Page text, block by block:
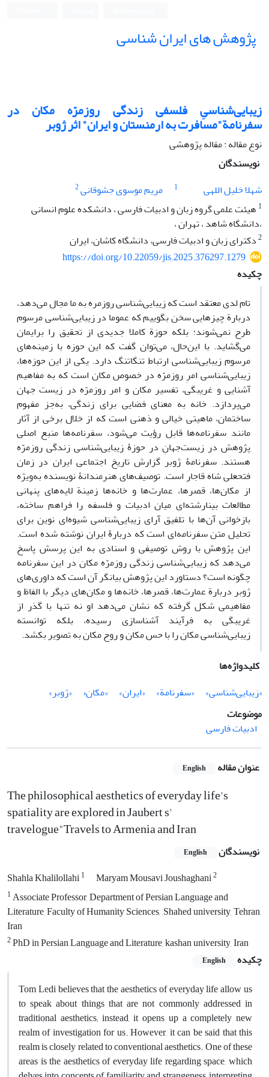
پژوهش های ایران شناسی
زیبایی‌شناسیِ فلسفی زندگی روزمرّه مکان در
سفرنامة"مسافرت به ارمنستان و ایران" اثر ژوبر
نوع مقاله : مقاله پژوهشی
نویسندگان
شهلا خلیل اللهی
1 مریم موسوی جشوقانی2
1 هیئت علمی گروه زبان و ادبیات فارسی ، دانشکده علوم انسانی
،دانشگاه شاهد ، تهران ،
2دکترای زبان و ادبیات فارسی، دانشگاه کاشان، ایران
https://doi.org/10.22059/jis.2025.376297.1279
چکیده
تام لدی معتقد است که زیبایی‌شناسی روزمره به ما مجال می‌دهد،
دربارة چیزهایی سخن بگوییم که عموما در زیبایی‌شناسی مرسوم
طرح نمی‌شوند؛ بلکه حوزة کاملا جدیدی از تحقیق را برایمان
می‌گشاید. با این‌حال، می‌توان گفت که این حوزه با زمینه‌های
مرسوم زیبایی‌شناسی ارتباط تنگاتنگ دارد. یکی از این حوزه‌ها،
زیبایی‌شناسی امرِ روزمرّه در خصوص مکان است که به مفاهیم
آشنایی و غریبگی، تفسیر مکان و امر روزمرّه در زیست جهان
می‌پردازد. خانه به معنای فضایی برای زندگی، به‌جز مفهوم
ساختمان، ماهیتی خیالی و ذهنی است که از خلال برخی از آثار
مانند سفرنامه‌ها قابل رؤیت می‌شود، سفرنامه‌ها منبع اصلی
پژوهش در زیست‌جهانِ در حوزۀ زیبایی‌شناسی زندگی روزمرّه
هستند. سفرنامۀ ژوبر گزارش تاریخ اجتماعی ایران در زمان
فتحعلی شاه قاجار است. توصیف‌های هنرمندانۀ نویسنده به‌ویژه
از مکان‌ها، قصرها، عمارت‌ها و خانه‌ها زمینة لایه‌های پنهانی
مطالعات بینا‌رشته‌ای میان ادبیات و فلسفه را فراهم ساخته،
بازخوانی آن‌ها با تلفیق آرای زیبایی‌شناسی شیوه‌ای نوین برای
تحلیل متن سفرنامه‌ای است که دربارۀ ایران نوشته شده است.
این پژوهش با روش توصیفی و اسنادی به این پرسش پاسخ
می‌دهد که زیبایی‌شناسی زندگی روزمرّه مکان در این سفرنامه
چگونه است؟ دستاورد این پژوهش بیانگر آن است که داوری‌های
ژوبر دربارة عمارت‌ها، قصرها، خانه‌ها و مکان‌های دیگر با الفاظ و
مفاهیمی شکل گرفته که نشان می‌دهد او نه تنها با گذر از
غریبگی به فرآیند آشناسازی رسیده، بلکه توانسته
زیبایی‌شناسی مکان را با حس مکان و روح مکان به تصویر بکشد.
کلیدواژه‌ها
«زیبایی‌شناسی»
«سفرنامة» «ایران» «مکان«
«ژوبر»
موضوعات
ادبیات فارسی
عنوان مقاله English
The philosophical aesthetics of everyday life's
spatiality are explored in Jaubert s'
travelogue"Travels to Armenia and Iran
نویسندگان English
Shahla Khalilollahi1 Maryam Mousavi Joushaghani2
1Associate Professor, Department of Persian Language and
Literature, Faculty of Humanity Sciences, ,Shahed university, Tehran,
Iran
2PhD in Persian Language and Literature, kashan university, Iran
چکیده
English
Tom Ledi believes that the aesthetics of everyday life allow us
to speak about things that are not commonly addressed in
traditional aesthetics; instead, it opens up a completely new
realm of investigation for us. However, it can be said that this
realm is closely related to conventional aesthetics. One of these
areas is the aesthetics of everyday life regarding space, which